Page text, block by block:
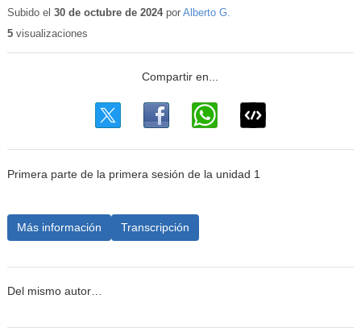
educativo
Subido el 30 de octubre de 2024por Alberto G.
5visualizaciones
Primera parte de la primera sesión de la unidad 1
Más información Transcripción
Del mismo autor…